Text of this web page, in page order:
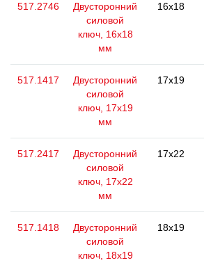
517.2746
Двусторонний
силовой
ключ, 16x18
мм
16x18
517.1417
Двусторонний
силовой
ключ, 17x19
мм
17x19
517.2417
Двусторонний
силовой
ключ, 17x22
мм
17x22
517.1418
Двусторонний
силовой
ключ, 18x19
18x19